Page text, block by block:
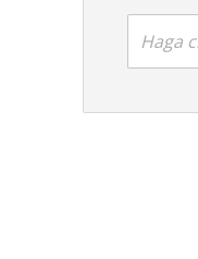
Haga